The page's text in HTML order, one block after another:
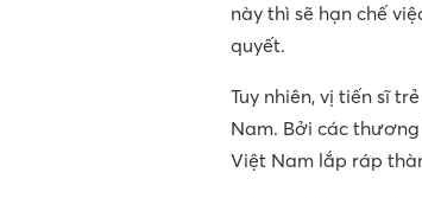
này thì sẽ hạn chế
quyết.
Tuy nhiên, vị tiến sĩ
Nam. Bởi các
Việt Nam lắp ráp